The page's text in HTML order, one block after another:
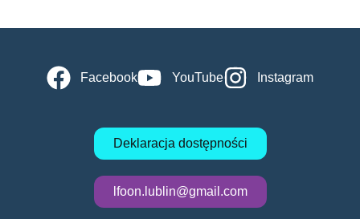
Facebook YouTube Instagram
Deklaracja dostępności
lfoon.lublin@gmail.com